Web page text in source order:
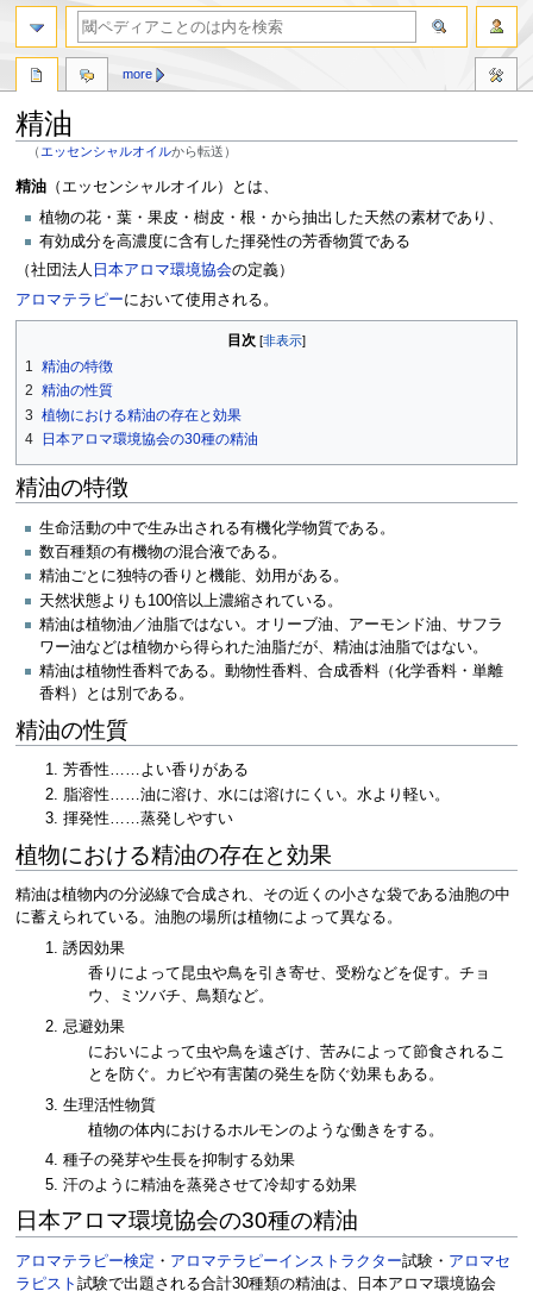
精油
（ エッセンシャルオイルから転送）
ナ
シ
ョ
ン
移
動
検
動
精油（エッセンシャルオイル）とは、
植物の花・葉・果皮・樹皮・根・から抽出した天然の素材であり、
有効成分を高濃度に含有した揮発性の芳香物質である
（社団法人 日本アロマ環境協会の定義）
アロマテラピーにおいて使用される。
目次
1 精油の特徴
2 精油の性質
3 植物における精油の存在と効果
4
日本アロマ環境協会の30種の精油
精油の特徴
生命活動の中で生み出される有機化学物質である。
数百種類の有機物の混合液である。
精油ごとに独特の香りと機能、効用がある。
天然状態よりも100倍以上濃縮されている。
精油は植物油／油脂ではない。オリーブ油、アーモンド油、サフラ
ワー油などは植物から得られた油脂だが、精油は油脂ではない。
精油は植物性香料である。動物性香料、合成香料（化学香料・単離
香料）とは別である。
精油の性質
芳香性……よい香りがある
脂溶性……油に溶け、水には溶けにくい。水より軽い。
揮発性……蒸発しやすい
植物における精油の存在と効果
精油は植物内の分泌線で合成され、その近くの小さな袋である油胞の中
に蓄えられている。油胞の場所は植物によって異なる。
誘因効果
香りによって昆虫や鳥を引き寄せ、受粉などを促す。チョ
ウ、ミツバチ、鳥類など。
忌避効果
においによって虫や鳥を遠ざけ、苦みによって節食されるこ
とを防ぐ。カビや有害菌の発生を防ぐ効果もある。
生理活性物質
植物の体内におけるホルモンのような働きをする。
種子の発芽や生長を抑制する効果
汗のように精油を蒸発させて冷却する効果
日本アロマ環境協会の30種の精油
アロマテラピー検定 ・ アロマテラピーインストラクター試験・ アロマセ
ラピスト 試験で出題される合計30種類の精油は、日本アロマ環境協会
more